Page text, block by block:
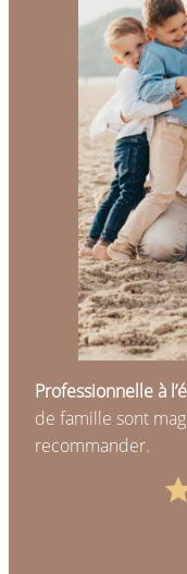
Professionnelle à
de famille sont
recommander.